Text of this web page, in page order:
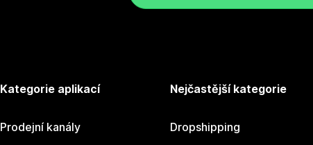
Kategorie aplikací
Prodejní kanály
Nejčastější kategorie
Dropshipping